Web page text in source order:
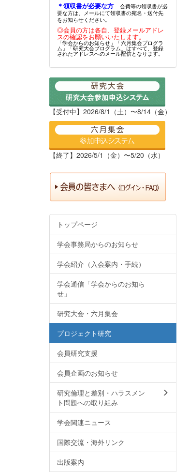
＊領収書が必要な方
会費等の領収書が必
要な方は、メールにて領収書の宛名・送付先
をお知らせください。
◎会員の方は各自、登録メールアドレ
スの確認をお願いいたします。
「学会からのお知らせ」「六月集会プログラ
ム」「研究大会プログラム」はすべて、登録
されたアドレスへのメール配信となります。
【受付中】2026/8/1（土）〜8/14（金）
【終了】2026/5/1（金）〜5/20（水）
トップページ
学会事務局からのお知らせ
学会紹介（入会案内・手続）
学会通信「学会からのお知ら
せ」
研究大会・六月集会
プロジェクト研究
会員研究支援
会員企画のお知らせ
研究倫理と差別・ハラスメン
ト問題への取り組み
学会関連ニュース
国際交流・海外リンク
出版案内